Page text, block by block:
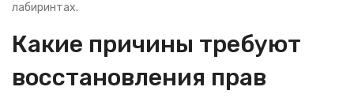
лабиринтах.
Какие причины требуют
восстановления прав